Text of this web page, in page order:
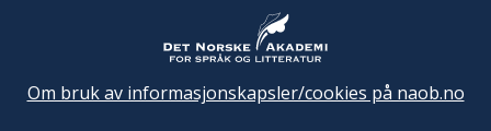
Om bruk av informasjonskapsler/cookies på naob.no